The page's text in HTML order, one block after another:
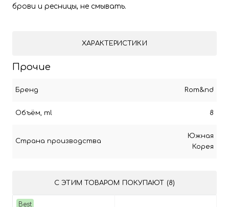
брови и ресницы, не смывать.
ХАРАКТЕРИСТИКИ
Прочие
Бренд Rom&nd
Объём, ml 8
Страна производства
Южная
Корея
С ЭТИМ ТОВАРОМ ПОКУПАЮТ (8)
Best